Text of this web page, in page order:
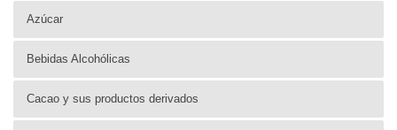
Azúcar
Bebidas Alcohólicas
Cacao y sus productos derivados